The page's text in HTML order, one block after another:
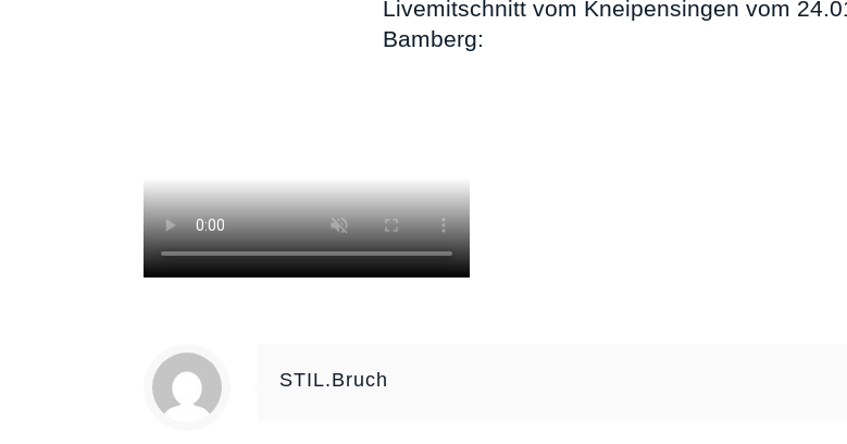
Livemitschnitt vom Kneipensingen vom
Bamberg:
STIL.Bruch